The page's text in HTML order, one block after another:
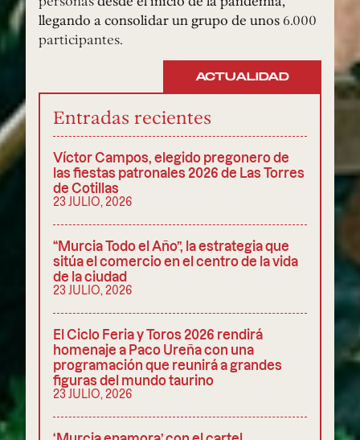
llegando a consolidar un grupo de unos 6.000
participantes.
ACTUALIDAD
Entradas recientes
Víctor Campos, elegido pregonero de
las fiestas patronales 2026 de Las Torres
de Cotillas
23 JULIO, 2026
“Murcia Todo el Año”, la estrategia que
sitúa el comercio en el centro de la vida
de la ciudad
23 JULIO, 2026
El Ciclo Feria y Toros 2026 rendirá
homenaje a Paco Ureña con una
programación que reunirá a grandes
figuras del mundo taurino
23 JULIO, 2026